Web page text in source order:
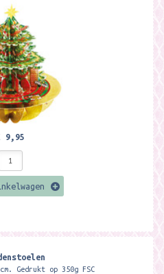
9,95
Gedrukt op 350g FSC